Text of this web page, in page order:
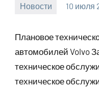
Новости 10 июля
Плановое
автомобилей Volvo
техническое
техническое